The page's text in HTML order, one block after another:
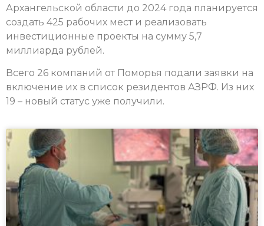
Архангельской области до 2024 года планируется
создать 425 рабочих мест и реализовать
инвестиционные проекты на сумму 5,7
миллиарда рублей.
Всего 26 компаний от Поморья подали заявки на
включение их в список резидентов АЗРФ. Из них
19 – новый статус уже получили.